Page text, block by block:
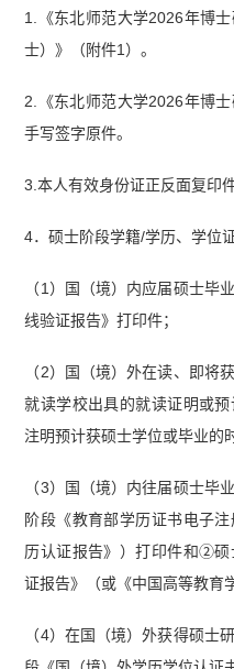
1.《东北师范大学2026年博
士）》（附件1）。
2.《东北师范大学2026年博
手写签字原件。
3.本人有效身份证正反面复印件
4．硕士阶段学籍/学历、学位
（1）国（境）内应届硕士毕
线验证报告》打印件；
（2）国（境）外在读、即将
就读学校出具的就读证明或预
注明预计获硕士学位或毕业的
（3）国（境）内往届硕士
阶段《教育部学历证书电子
历认证报告》）打印件和②
证报告》（或《中国高等教育
（4）在国（境）外获得硕士